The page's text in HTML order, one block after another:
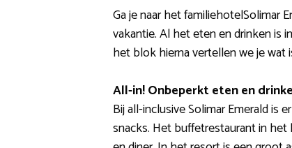
Ga je naar het familiehotelSolimar
vakantie. Al het eten en drinken is
het blok hierna vertellen we je
All-in! Onbeperkt eten en
Bij all-inclusive Solimar Emerald is
snacks. Het buffetrestaurant in